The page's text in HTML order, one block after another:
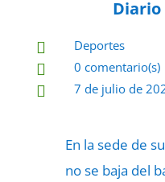
 Deportes
 0 comentario(s)
 7 de julio de
En la sede de
no se baja del